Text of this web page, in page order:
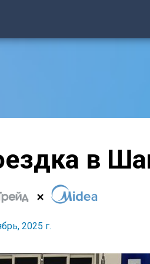
в
2025 г.